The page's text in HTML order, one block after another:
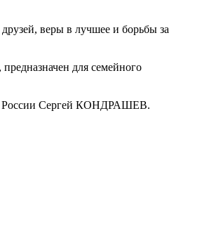
веры в лучшее и борьбы за
для семейного
России Сергей КОНДРАШЕВ.